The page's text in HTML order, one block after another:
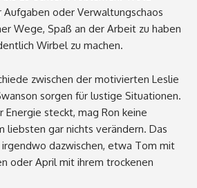
oder Verwaltungschaos
Wege, Spaß an der Arbeit zu haben
Wirbel zu machen.
zwischen der motivierten Leslie
sorgen für lustige Situationen.
steckt, mag Ron keine
liebsten gar nichts verändern. Das
dazwischen, etwa Tom mit
oder April mit ihrem trockenen